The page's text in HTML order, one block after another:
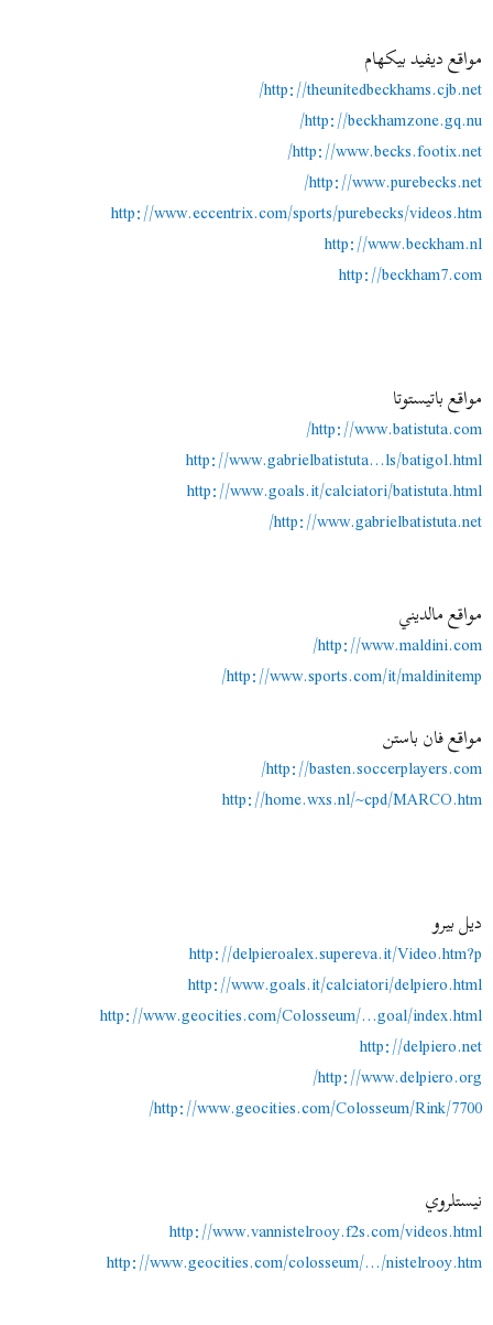
مواقع ديفيد بيكهام
http://theunitedbeckhams.cjb.net/
http://beckhamzone.gq.nu/
http://www.becks.footix.net/
http://www.purebecks.net/
http://www.eccentrix.com/sports/purebecks/videos.htm
http://www.beckham.nl
http://beckham7.com
مواقع باتيستوتا
http://www.batistuta.com/
http://www.gabrielbatistuta...ls/batigol.html
http://www.goals.it/calciatori/batistuta.html
http://www.gabrielbatistuta.net/
مواقع مالديني
http://www.maldini.com/
http://www.sports.com/it/maldinitemp/
مواقع فان باستن
http://basten.soccerplayers.com/
http://home.wxs.nl/~cpd/MARCO.htm
ديل بيرو
http://delpieroalex.supereva.it/Video.htm?p
http://www.goals.it/calciatori/delpiero.html
http://www.geocities.com/Colosseum/...goal/index.html
http://delpiero.net
http://www.delpiero.org/
http://www.geocities.com/Colosseum/Rink/7700/
نيستلروي
http://www.vannistelrooy.f2s.com/videos.html
http://www.geocities.com/colosseum/.../nistelrooy.htm